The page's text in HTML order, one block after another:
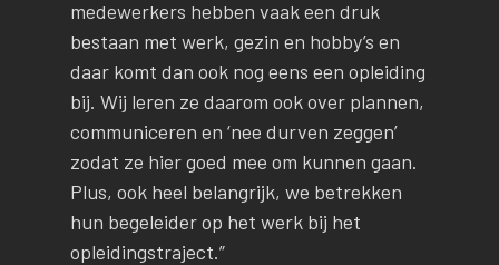
medewerkers hebben vaak een druk
bestaan met werk, gezin en hobby’s en
daar komt dan ook nog eens een opleiding
bij. Wij leren ze daarom ook over plannen,
communiceren en ‘nee durven zeggen’
zodat ze hier goed mee om kunnen gaan.
Plus, ook heel belangrijk, we betrekken
hun begeleider op het werk bij het
opleidingstraject.”